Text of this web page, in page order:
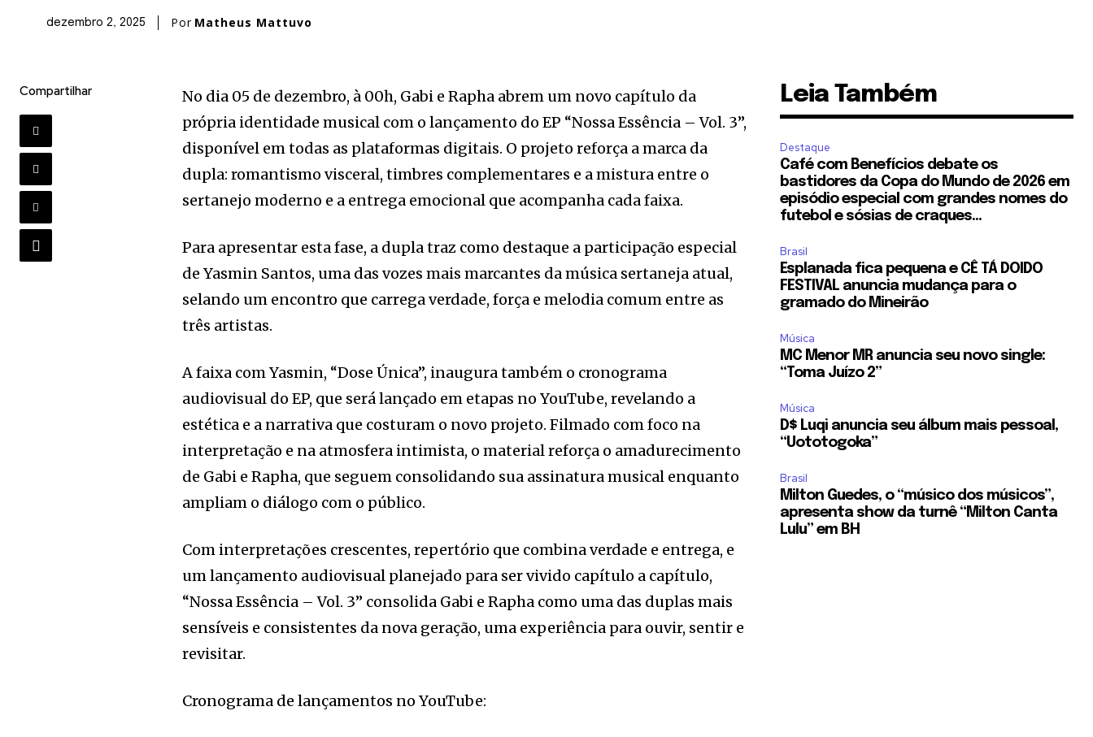
dezembro 2, 2025 Por Matheus Mattuvo
Compartilhar
No dia 05 de dezembro, à 00h, Gabi e Rapha abrem um novo capítulo da
própria identidade musical com o lançamento do EP “Nossa Essência – Vol. 3”,
disponível em todas as plataformas digitais. O projeto reforça a marca da
dupla: romantismo visceral, timbres complementares e a mistura entre o
sertanejo moderno e a entrega emocional que acompanha cada faixa.
Para apresentar esta fase, a dupla traz como destaque a participação especial
de Yasmin Santos, uma das vozes mais marcantes da música sertaneja atual,
selando um encontro que carrega verdade, força e melodia comum entre as
três artistas.
A faixa com Yasmin, “Dose Única”, inaugura também o cronograma
audiovisual do EP, que será lançado em etapas no YouTube, revelando a
estética e a narrativa que costuram o novo projeto. Filmado com foco na
interpretação e na atmosfera intimista, o material reforça o amadurecimento
de Gabi e Rapha, que seguem consolidando sua assinatura musical enquanto
ampliam o diálogo com o público.
Com interpretações crescentes, repertório que combina verdade e entrega, e
um lançamento audiovisual planejado para ser vivido capítulo a capítulo,
“Nossa Essência – Vol. 3” consolida Gabi e Rapha como uma das duplas mais
sensíveis e consistentes da nova geração, uma experiência para ouvir, sentir e
revisitar.
Cronograma de lançamentos no YouTube:
Leia Também
Destaque
Café com Benefícios debate os
bastidores da Copa do Mundo de 2026 em
episódio especial com grandes nomes do
futebol e sósias de craques...
Brasil
Esplanada fica pequena e CÊ TÁ DOIDO
FESTIVAL anuncia mudança para o
gramado do Mineirão
Música
MC Menor MR anuncia seu novo single:
“Toma Juízo 2”
Música
D$ Luqi anuncia seu álbum mais pessoal,
“Uototogoka”
Brasil
Milton Guedes, o “músico dos músicos”,
apresenta show da turnê “Milton Canta
Lulu” em BH